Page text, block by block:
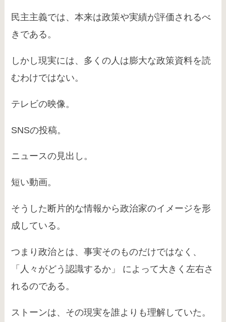
民主主義では、本来は政策や実績が評価されるべ
きである。
しかし現実には、多くの人は膨大な政策資料を読
むわけではない。
テレビの映像。
SNSの投稿。
ニュースの見出し。
短い動画。
そうした断片的な情報から政治家のイメージを形
成している。
つまり政治とは、事実そのものだけではなく、
「人々がどう認識するか」 によって大きく左右さ
れるのである。
ストーンは、その現実を誰よりも理解していた。